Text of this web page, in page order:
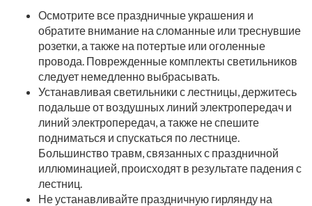
Осмотрите все праздничные украшения и
обратите внимание на сломанные или треснувшие
розетки, а также на потертые или оголенные
провода. Поврежденные комплекты светильников
следует немедленно выбрасывать.
Устанавливая светильники с лестницы, держитесь
подальше от воздушных линий электропередач и
линий электропередач, а также не спешите
подниматься и спускаться по лестнице.
Большинство травм, связанных с праздничной
иллюминацией, происходят в результате падения с
лестниц.
Не устанавливайте праздничную гирлянду на